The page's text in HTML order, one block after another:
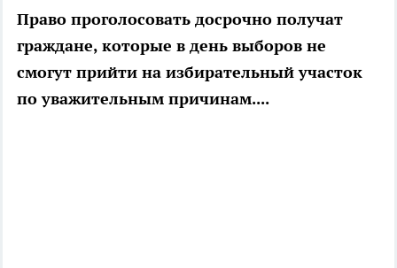
Право проголосовать досрочно получат
граждане, которые в день выборов не
смогут прийти на избирательный участок
по уважительным причинам....